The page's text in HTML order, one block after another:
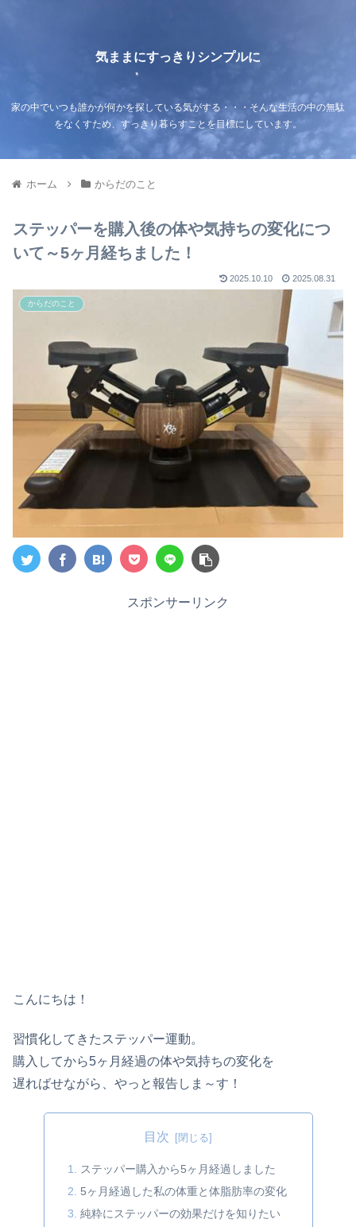
気ままにすっきりシンプルに
家の中でいつも誰かが何かを探している気がする・・・そんな生活の中の無駄
をなくすため、すっきり暮らすことを目標にしています。
ホーム からだのこと
ステッパーを購入後の体や気持ちの変化につ
いて～5ヶ月経ちました！
2025.10.10 2025.08.31
からだのこと
スポンサーリンク
こんにちは！
習慣化してきたステッパー運動。
購入してから5ヶ月経過の体や気持ちの変化を
遅ればせながら、やっと報告しま～す！
目次
ステッパー購入から5ヶ月経過しました
5ヶ月経過した私の体重と体脂肪率の変化
純粋にステッパーの効果だけを知りたい